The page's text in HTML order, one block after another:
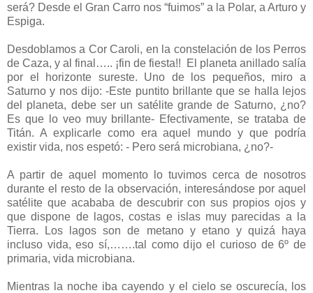
será? Desde el Gran Carro nos “fuimos” a la Polar, a Arturo y
Espiga.
Desdoblamos a Cor Caroli, en la constelación de los Perros
de Caza, y al final….. ¡fin de fiesta!! El planeta anillado salía
por el horizonte sureste. Uno de los pequeños, miro a
Saturno y nos dijo: -Este puntito brillante que se halla lejos
del planeta, debe ser un satélite grande de Saturno, ¿no?
Es que lo veo muy brillante- Efectivamente, se trataba de
Titán. A explicarle como era aquel mundo y que podría
existir vida, nos espetó: - Pero será microbiana, ¿no?-
A partir de aquel momento lo tuvimos cerca de nosotros
durante el resto de la observación, interesándose por aquel
satélite que acababa de descubrir con sus propios ojos y
que dispone de lagos, costas e islas muy parecidas a la
Tierra. Los lagos son de metano y etano y quizá haya
incluso vida, eso sí,…….tal como dijo el curioso de 6º de
primaria, vida microbiana.
Mientras la noche iba cayendo y el cielo se oscurecía, los